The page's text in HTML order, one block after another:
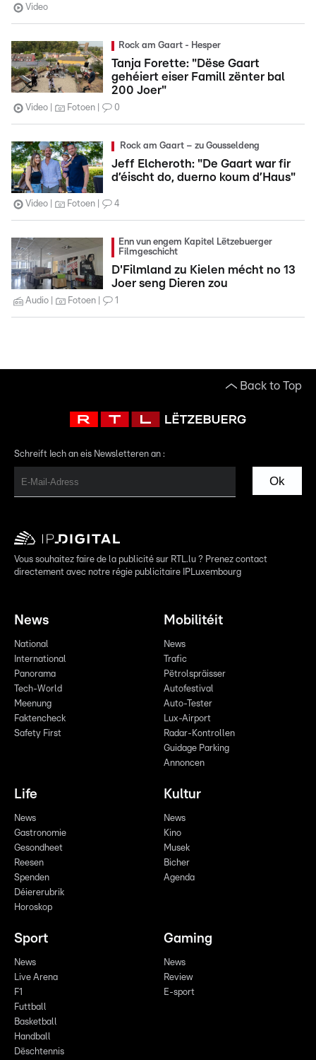
Video
Rock am Gaart - Hesper
Tanja Forette: "Dëse Gaart
gehéiert eiser Famill zënter bal
200 Joer"
Video Fotoen 0
Rock am Gaart – zu Gousseldeng
Jeff Elcheroth: "De Gaart war fir
d’éischt do, duerno koum d’Haus"
Video Fotoen 4
Enn vun engem Kapitel Lëtzebuerger
Filmgeschicht
D'Filmland zu Kielen mécht no 13
Joer seng Dieren zou
Audio Fotoen 1
Back to Top
Schreift Iech an eis Newsletteren an :
Ok
Vous souhaitez faire de la publicité sur RTL.lu ? Prenez contact
directement avec notre régie publicitaire IPLuxembourg
News
National
International
Panorama
Tech-World
Meenung
Faktencheck
Safety First
Mobilitéit
News
Trafic
Pëtrolspräisser
Autofestival
Auto-Tester
Lux-Airport
Radar-Kontrollen
Guidage Parking
Annoncen
Life
News
Gastronomie
Gesondheet
Reesen
Spenden
Déiererubrik
Horoskop
Kultur
News
Kino
Musek
Bicher
Agenda
Sport
News
Live Arena
F1
Futtball
Basketball
Handball
Dëschtennis
Gaming
News
Review
E-sport